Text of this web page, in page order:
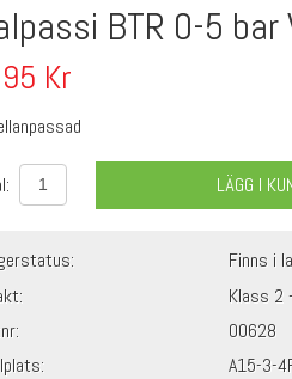
BTR 0-5 bar
Kr
LÄGG I
Finns i
Klass 2
00628
A15-3-